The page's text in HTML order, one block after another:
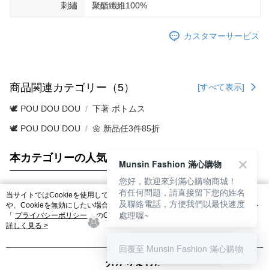
刺繡 聚酯纖維100%
カスタマーサービス
商品関連カテゴリー（5） [すべて表示]
🕊️ POU DOU DOU 下著 ボトムス
🕊️ POU DOU DOU 🌼 新品任3件85折
本カテゴリーの人気商品 サイト全体のランキング
人気タグ
当サイトではCookieを使用しています。当サイトのCookie使用に関する詳細
や、Cookieを無効にしたい場合のブラウザでの設定方法については、当サイト
「 プライバシーポリシー 」のCookieポリシーをご参照ください。お客さま
が、当サイトを引き続き使用される場合、当社がサイト利用規約のCookieポリ
詳しく見る >
分かりました
Munsin Fashion 滿心購物
您好，歡迎來到滿心購物商城！
有任何問題，請直接留下您的姓名
及聯絡電話，方便我們以最快速度
處理喔~
回覆至 Munsin Fashion 滿心購物